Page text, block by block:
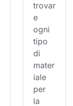
trovar
e
ogni
tipo
di
mater
iale
per
la